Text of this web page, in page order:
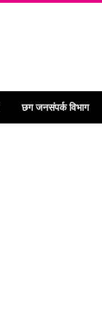
छग जनसंपर्क विभाग